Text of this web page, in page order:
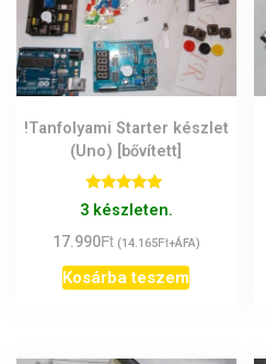
!Tanfolyami Starter készlet
(Uno) [bővített]
Értékelés:
5.00
3 készleten.
17.990Ft (14.165Ft+ÁFA)
Kosárba teszem